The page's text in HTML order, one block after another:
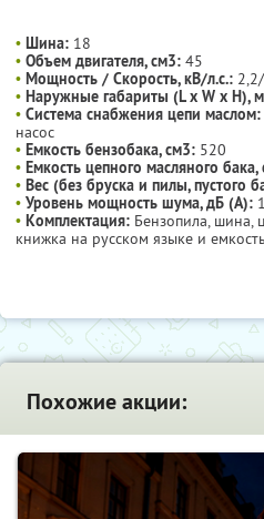
• Шина: 18
• Объем двигателя, см3: 45
• Мощность / Скорость, кВ/л.с.:
• Наружные габариты (L x W x Н),
• Система снабжения цепи маслом:
насос
• Емкость бензобака, см3: 520
• Емкость цепного масляного бака,
• Вес (без бруска и пилы, пустого
• Уровень мощность шума, дБ (А):
• Комплектация: Бензопила, шина,
книжка на русском языке и
Похожие акции: